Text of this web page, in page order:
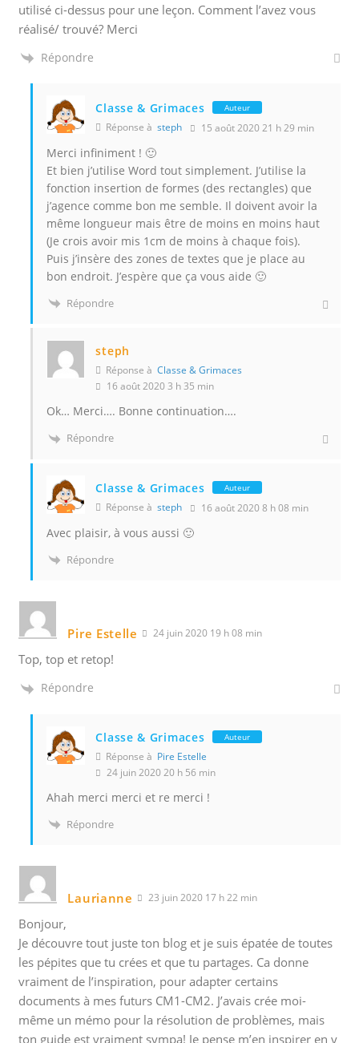
utilisé ci-dessus pour une leçon. Comment l’avez vous
réalisé/ trouvé? Merci
Répondre
Classe & Grimaces Auteur
Réponse àsteph 15 août 2020 21 h 29 min
Merci infiniment ! 🙂
Et bien j’utilise Word tout simplement. J’utilise la
fonction insertion de formes (des rectangles) que
j’agence comme bon me semble. Il doivent avoir la
même longueur mais être de moins en moins haut
(Je crois avoir mis 1cm de moins à chaque fois).
Puis j’insère des zones de textes que je place au
bon endroit. J’espère que ça vous aide 🙂
Répondre
steph
Réponse àClasse & Grimaces
16 août 2020 3 h 35 min
Ok… Merci…. Bonne continuation….
Répondre
Classe & Grimaces Auteur
Réponse àsteph 16 août 2020 8 h 08 min
Avec plaisir, à vous aussi 🙂
Répondre
Pire Estelle 24 juin 2020 19 h 08 min
Top, top et retop!
Répondre
Classe & Grimaces Auteur
Réponse à Pire Estelle
24 juin 2020 20 h 56 min
Ahah merci merci et re merci !
Répondre
Laurianne 23 juin 2020 17 h 22 min
Bonjour,
Je découvre tout juste ton blog et je suis épatée de toutes
les pépites que tu crées et que tu partages. Ca donne
vraiment de l’inspiration, pour adapter certains
documents à mes futurs CM1-CM2. J’avais crée moi-
même un mémo pour la résolution de problèmes, mais
ton guide est vraiment sympa! Je pense m’en inspirer en y